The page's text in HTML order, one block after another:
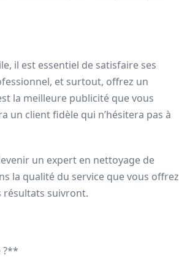
il est essentiel de satisfaire ses
et surtout, offrez un
la meilleure publicité que vous
un client fidèle qui n’hésitera pas à
un expert en nettoyage de
la qualité du service que vous offrez
résultats suivront.
?**